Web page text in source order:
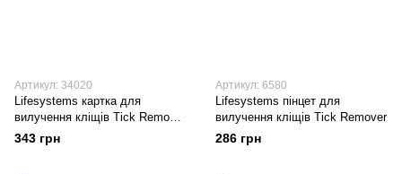
Артикул: 34020
Lifesystems картка для
вилучення кліщів Tick Remover
Card
343 грн
Артикул: 6580
Lifesystems пінцет для
вилучення кліщів Tick Remover
286 грн